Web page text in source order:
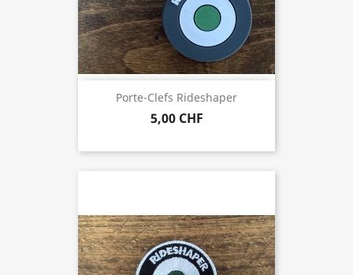
Porte-Clefs Rideshaper
5,00 CHF